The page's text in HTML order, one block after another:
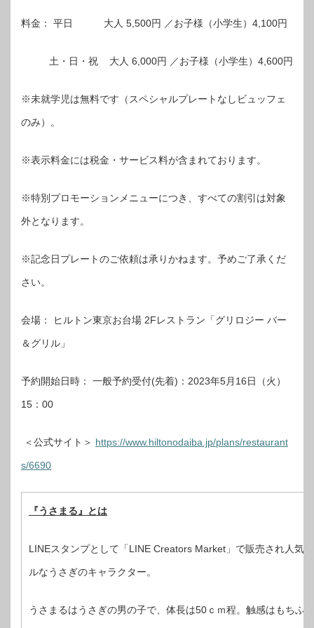
料金： 平日 大人 5,500円 ／お子様（小学生）4,100円
土・日・祝 大人 6,000円 ／お子様（小学生）4,600円
※未就学児は無料です（スペシャルプレートなしビュッフェ
のみ）。
※表示料金には税金・サービス料が含まれております。
※特別プロモーションメニューにつき、すべての割引は対象
外となります。
※記念日プレートのご依頼は承りかねます。予めご了承くだ
さい。
会場： ヒルトン東京お台場 2Fレストラン「グリロジー バー
＆グリル」
予約開始日時： 一般予約受付(先着)：2023年5月16日（火）
15：00
＜公式サイト＞ https://www.hiltonodaiba.jp/plans/restaurant
s/6690
『うさまる』とは
LINEスタンプとして「LINE Creators Market」で販売され人気
ルなうさぎのキャラクター。
うさまるはうさぎの男の子で、体長は50ｃｍ程。触感はもちふ